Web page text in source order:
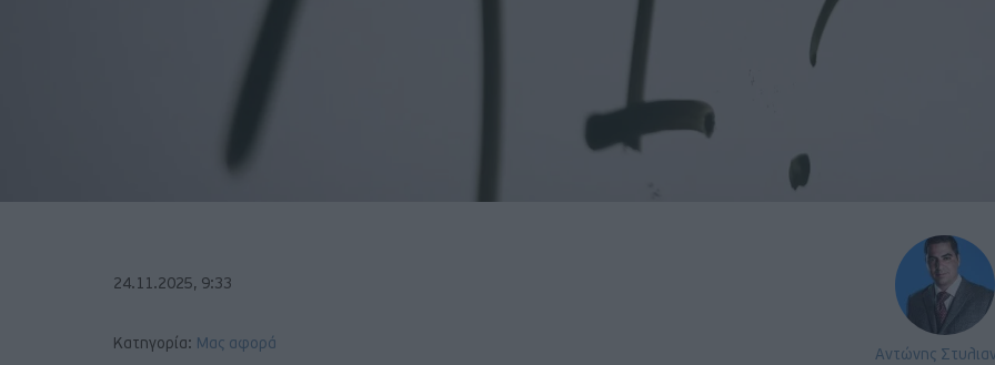
24.11.2025, 9:33
Κατηγορία: Μας αφορά
Αντώνης